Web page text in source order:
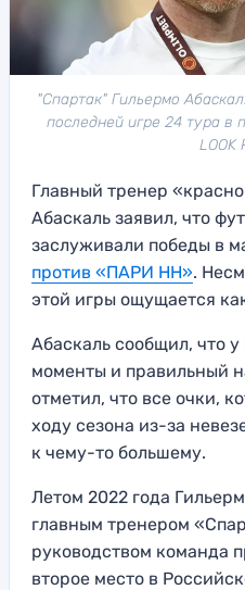
"Спартак" Гильермо
последней игре 24 тура в
LOOK
Главный тренер
Абаскаль заявил, что
заслуживали победы в
против «ПАРИ НН».
этой игры ощущается
Абаскаль сообщил, что
моменты и правильный
отметил, что все очки,
ходу сезона из-за
к чему-то большему.
Летом 2022 года
главным тренером
руководством команда
второе место в